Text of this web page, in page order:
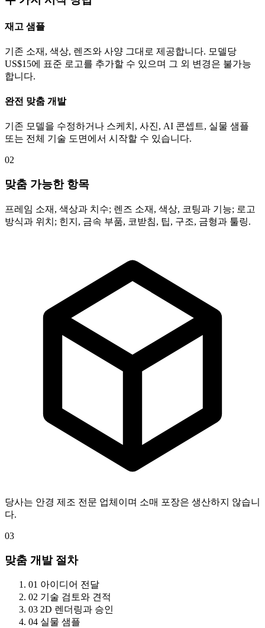
재고 샘플
기존 소재, 색상, 렌즈와 사양 그대로 제공합니다. 모델당
US$15에 표준 로고를 추가할 수 있으며 그 외 변경은 불가능
합니다.
완전 맞춤 개발
기존 모델을 수정하거나 스케치, 사진, AI 콘셉트, 실물 샘플
또는 전체 기술 도면에서 시작할 수 있습니다.
02
맞춤 가능한 항목
프레임 소재, 색상과 치수; 렌즈 소재, 색상, 코팅과 기능; 로고
방식과 위치; 힌지, 금속 부품, 코받침, 팁, 구조, 금형과 툴링.
당사는 안경 제조 전문 업체이며 소매 포장은 생산하지 않습니
다.
03
맞춤 개발 절차
01 아이디어 전달
02 기술 검토와 견적
03 2D 렌더링과 승인
04 실물 샘플